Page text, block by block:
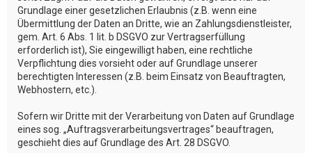
Grundlage einer gesetzlichen Erlaubnis (z.B. wenn eine
Übermittlung der Daten an Dritte, wie an Zahlungsdienstleister,
gem. Art. 6 Abs. 1 lit. b DSGVO zur Vertragserfüllung
erforderlich ist), Sie eingewilligt haben, eine rechtliche
Verpflichtung dies vorsieht oder auf Grundlage unserer
berechtigten Interessen (z.B. beim Einsatz von Beauftragten,
Webhostern, etc.).
Sofern wir Dritte mit der Verarbeitung von Daten auf Grundlage
eines sog. „Auftragsverarbeitungsvertrages“ beauftragen,
geschieht dies auf Grundlage des Art. 28 DSGVO.